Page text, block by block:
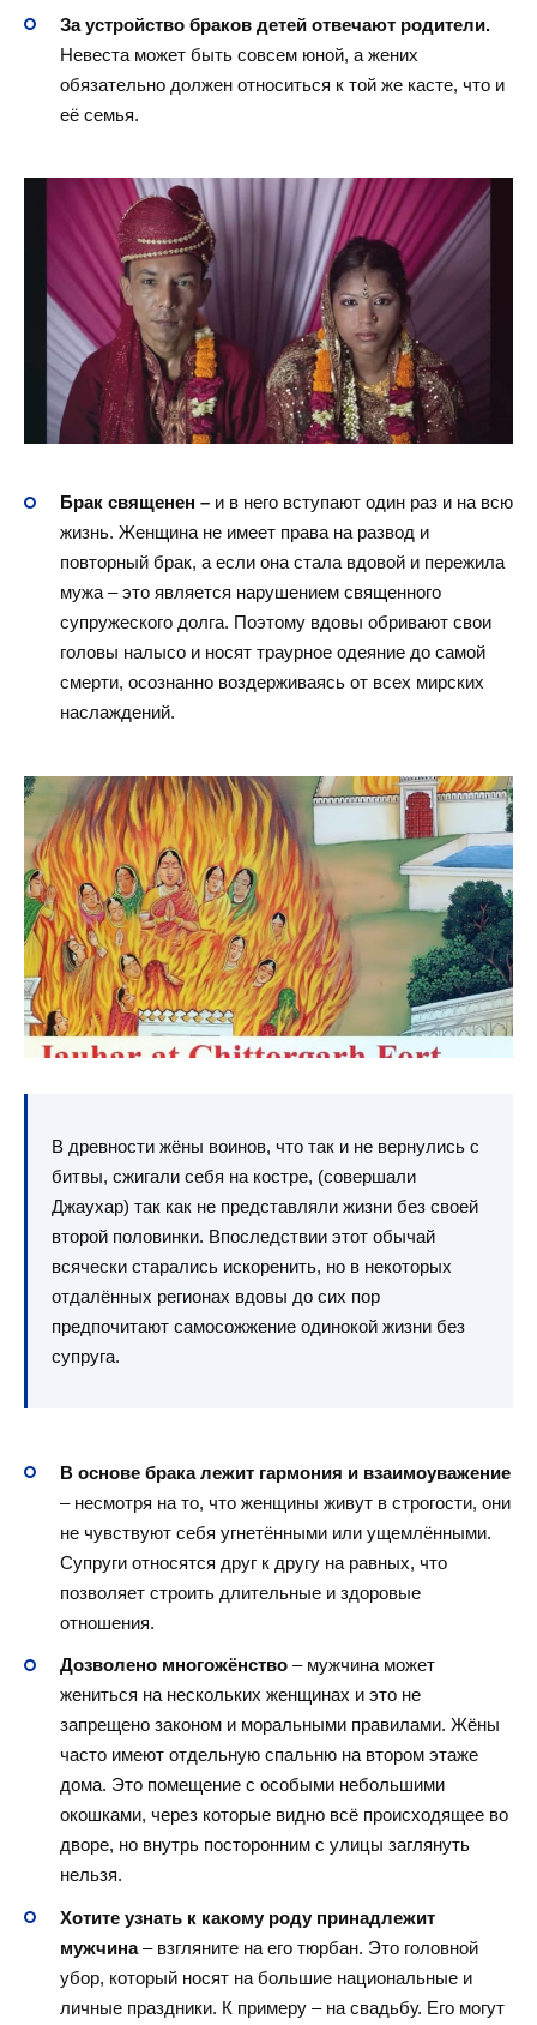
За устройство браков детей отвечают родители.
Невеста может быть совсем юной, а жених
обязательно должен относиться к той же касте, что и
её семья.
Брак священен – и в него вступают один раз и на всю
жизнь. Женщина не имеет права на развод и
повторный брак, а если она стала вдовой и пережила
мужа – это является нарушением священного
супружеского долга. Поэтому вдовы обривают свои
головы налысо и носят траурное одеяние до самой
смерти, осознанно воздерживаясь от всех мирских
наслаждений.
В древности жёны воинов, что так и не вернулись с
битвы, сжигали себя на костре, (совершали
Джаухар) так как не представляли жизни без своей
второй половинки. Впоследствии этот обычай
всячески старались искоренить, но в некоторых
отдалённых регионах вдовы до сих пор
предпочитают самосожжение одинокой жизни без
супруга.
В основе брака лежит гармония и взаимоуважение
– несмотря на то, что женщины живут в строгости, они
не чувствуют себя угнетёнными или ущемлёнными.
Супруги относятся друг к другу на равных, что
позволяет строить длительные и здоровые
отношения.
Дозволено многожёнство – мужчина может
жениться на нескольких женщинах и это не
запрещено законом и моральными правилами. Жёны
часто имеют отдельную спальню на втором этаже
дома. Это помещение с особыми небольшими
окошками, через которые видно всё происходящее во
дворе, но внутрь посторонним с улицы заглянуть
нельзя.
Хотите узнать к какому роду принадлежит
мужчина– взгляните на его тюрбан. Это головной
убор, который носят на большие национальные и
личные праздники. К примеру – на свадьбу. Его могут